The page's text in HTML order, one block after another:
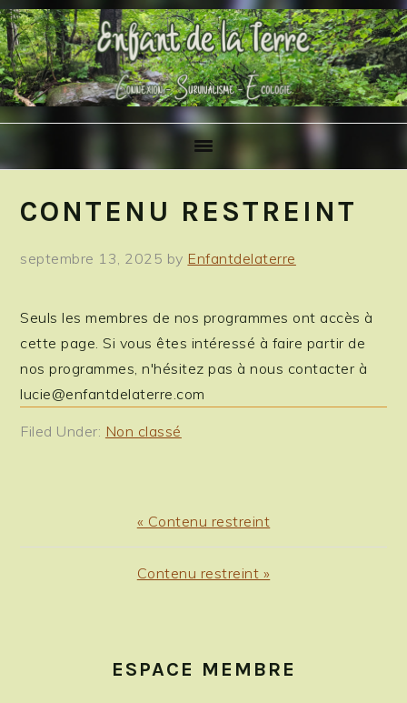
Skip
to
primary
navigation
Skip
to
main
content
Skip
to
primary
sidebar
CONTENU RESTREINT
septembre 13, 2025 by Enfantdelaterre
Seuls les membres de nos programmes ont accès à
cette page. Si vous êtes intéressé à faire partir de
nos programmes, n'hésitez pas à nous contacter à
lucie@enfantdelaterre.com
Filed Under: Non classé
Previous
Post:
« Contenu restreint
Next
Contenu restreint »
SIDEBARESPACE MEMBRE